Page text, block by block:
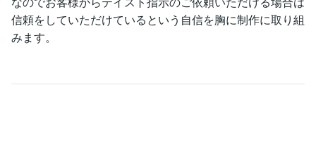
信頼をしていただけているという自信を胸に制作に取り組
みます。